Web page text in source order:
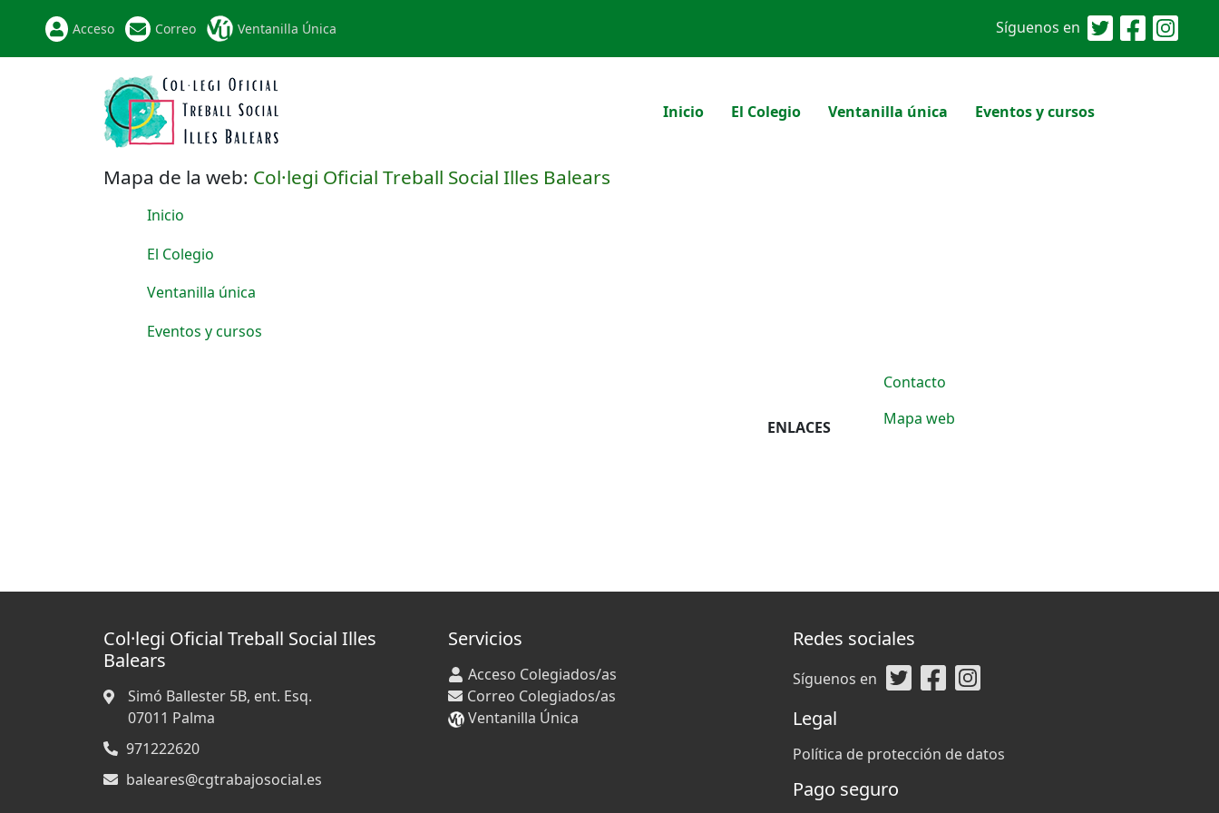
Acceso Correo Ventanilla Única Síguenos en
Inicio El Colegio Ventanilla única Eventos y cursos
Mapa de la web: Col·legi Oficial Treball Social Illes Balears
Inicio
El Colegio
Ventanilla única
Eventos y cursos
ENLACES
Contacto
Mapa web
Col·legi Oficial Treball Social Illes
Balears
Simó Ballester 5B, ent. Esq.
07011 Palma
971222620
baleares@cgtrabajosocial.es
Servicios
Acceso Colegiados/as
Correo Colegiados/as
Ventanilla Única
Redes sociales
Síguenos en
Legal
Política de protección de datos
Pago seguro